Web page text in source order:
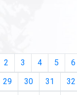
2 3 4 5 6
29 30 31 32